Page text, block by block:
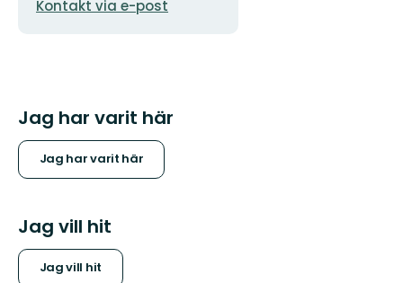
E-
Kontakt via e-post
Jag har varit här
Jag har varit här
Jag vill hit
Jag vill hit